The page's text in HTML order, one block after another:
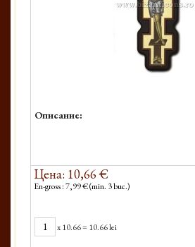
Описание:
Цена: 10,66 €
En-gross : 7,99 € (min. 3 buc.)
x10.66= 10.66 lei